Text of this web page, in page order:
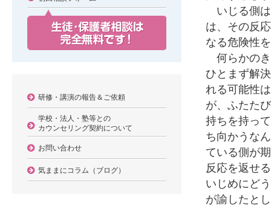
研修・講演の報告＆ご依頼
学校・法人・塾等との
カウンセリング契約について
お問い合わせ
気ままにコラム（ブログ）
いじる側は
は、その反
なる危険性
何らかのき
ひとまず解
れる可能性
が、ふたた
持ちを持っ
ち向かうな
ている側が
反応を返せ
いじめにど
が諭したと